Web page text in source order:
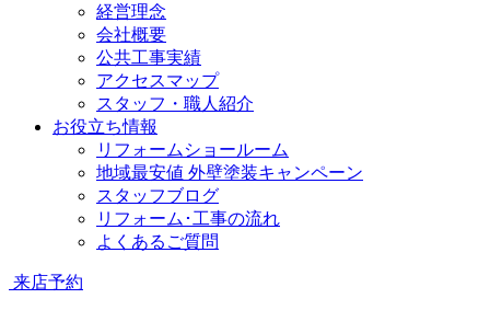
経営理念
会社概要
公共工事実績
アクセスマップ
スタッフ・職人紹介
お役立ち情報
リフォームショールーム
地域最安値 外壁塗装キャンペーン
スタッフブログ
リフォーム･工事の流れ
よくあるご質問
来店予約